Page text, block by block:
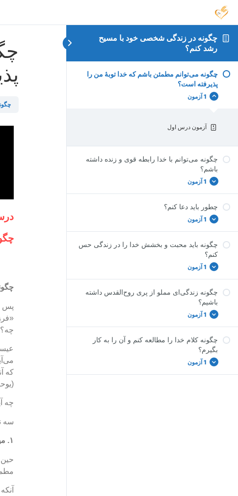
چگونه در زندگی شخصی خود با مسیح
رشد کنم؟
چگونه می‌توانم مطمئن باشم که خدا توبهٔ من را
پذیرفته است؟
1 آزمون
آزمون درس اول
چگونه می‌توانم با خدا رابطه قوی و زنده داشته
باشم؟
1 آزمون
آزمون درس دوم
چطور باید دعا کنم؟
1 آزمون
آزمون درس سوم
چگونه باید محبت و بخشش خدا را در زندگی حس
کنم؟
1 آزمون
آزمون درس چهارم
چگونه زندگی‌ای مملو از پری روح‌القدس داشته
باشیم؟
1 آزمون
آزمون درس پنجم
چگونه کلام خدا را مطالعه کنم و آن را به کار
بگیرم؟
1 آزمون
پس
که
(یوحنا
چه
سه
۱. میل حقیقی شما برای پذیرفتن خدا
حین